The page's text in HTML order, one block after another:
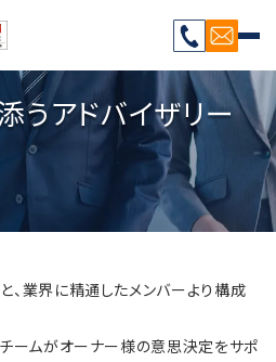
うアドバイザリー
、業界に精通したメンバーより構成
ームがオーナー様の意思決定をサポ